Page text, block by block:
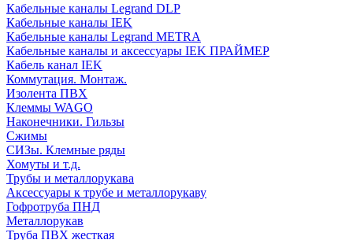
Кабельные каналы Legrand DLP
Кабельные каналы IEK
Кабельные каналы Legrand METRA
Кабельные каналы и аксессуары IEK ПРАЙМЕР
Кабель канал IEK
Коммутация. Монтаж.
Изолента ПВХ
Клеммы WAGO
Наконечники. Гильзы
Сжимы
СИЗы. Клемные ряды
Хомуты и т.д.
Трубы и металлорукава
Аксессуары к трубе и металлорукаву
Гофротруба ПНД
Металлорукав
Труба ПВХ жесткая